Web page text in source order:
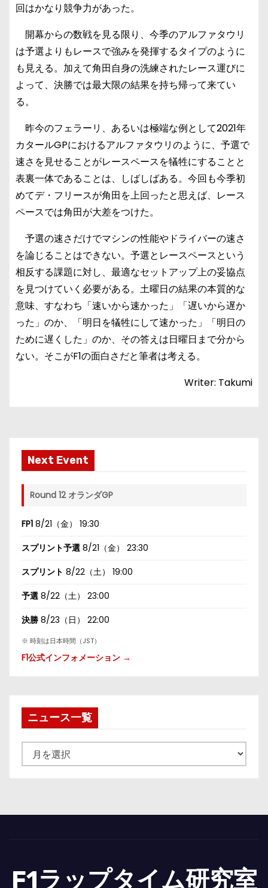
回はかなり競争力があった。
開幕からの数戦を見る限り、今季のアルファタウリ
は予選よりもレースで強みを発揮するタイプのように
も見える。加えて角田自身の洗練されたレース運びに
よって、決勝では最大限の結果を持ち帰って来てい
る。
昨今のフェラーリ、あるいは極端な例として2021年
カタールGPにおけるアルファタウリのように、予選で
速さを見せることがレースペースを犠牲にすることと
表裏一体であることは、しばしばある。今回も今季初
めてデ・フリースが角田を上回ったと思えば、レース
ペースでは角田が大差をつけた。
予選の速さだけでマシンの性能やドライバーの速さ
を論じることはできない。予選とレースペースという
相反する課題に対し、最適なセットアップ上の妥協点
を見つけていく必要がある。土曜日の結果の本質的な
意味、すなわち「速いから速かった」「遅いから遅か
った」のか、「明日を犠牲にして速かった」「明日の
ために遅くした」のか、その答えは日曜日まで分から
ない。そこがF1の面白さだと筆者は考える。
Writer: Takumi
Next Event
Round 12 オランダGP
FP1 8/21（金） 19:30
スプリント予選 8/21（金） 23:30
スプリント 8/22（土） 19:00
予選 8/22（土） 23:00
決勝 8/23（日） 22:00
※ 時刻は日本時間（JST）
F1公式インフォメーション →
ニュース一覧
ュ
一
F1ラップタイム研究室